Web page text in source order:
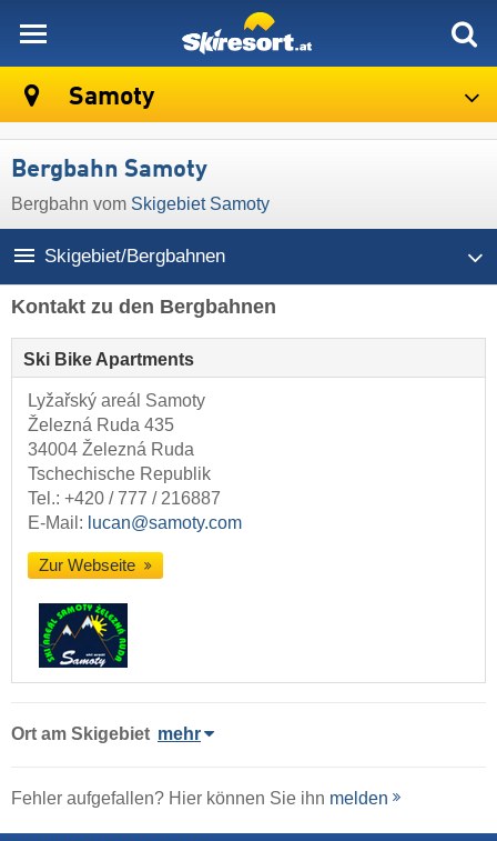
Samoty
Bergbahn Samoty
Bergbahn vom Skigebiet Samoty
Skigebiet/Bergbahnen
Kontakt zu den Bergbahnen
Ski Bike Apartments
Lyžařský areál Samoty
Železná Ruda 435
34004 Železná Ruda
Tschechische Republik
Tel.: +420 / 777 / 216887
E-Mail: lucan@samoty.com
Zur Webseite
Ort am Skigebiet mehr
Fehler aufgefallen? Hier können Sie ihn melden